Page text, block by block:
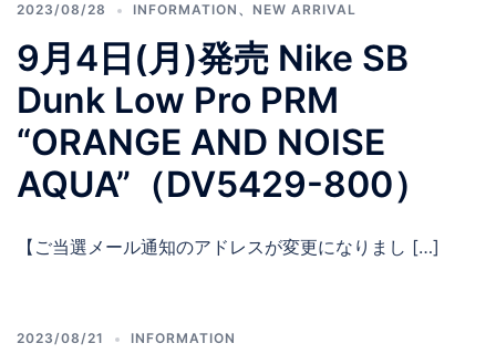
2023/08/28 INFORMATION 、 NEW ARRIVAL
9月4日(月)発売 Nike SB
Dunk Low Pro PRM
“ORANGE AND NOISE
AQUA”（DV5429-800）
【ご当選メール通知のアドレスが変更になりまし […]
2023/08/21 INFORMATION